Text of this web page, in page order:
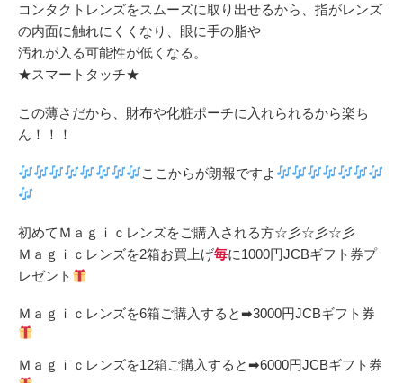
コンタクトレンズをスムーズに取り出せるから、指がレンズ
の内面に触れにくくなり、眼に手の脂や
汚れが入る可能性が低くなる。
★スマートタッチ★
この薄さだから、財布や化粧ポーチに入れられるから楽ち
ん！！！
ここからが朗報ですよ
初めて Ｍａｇｉｃレンズをご購入される方☆彡☆彡☆彡
Ｍａｇｉｃレンズを2箱お買上げ毎に1000円JCBギフト券プ
レゼント
Ｍａｇｉｃレンズを6箱ご購入すると➡3000円JCBギフト券
Ｍａｇｉｃレンズを12箱ご購入すると➡6000円JCBギフト券